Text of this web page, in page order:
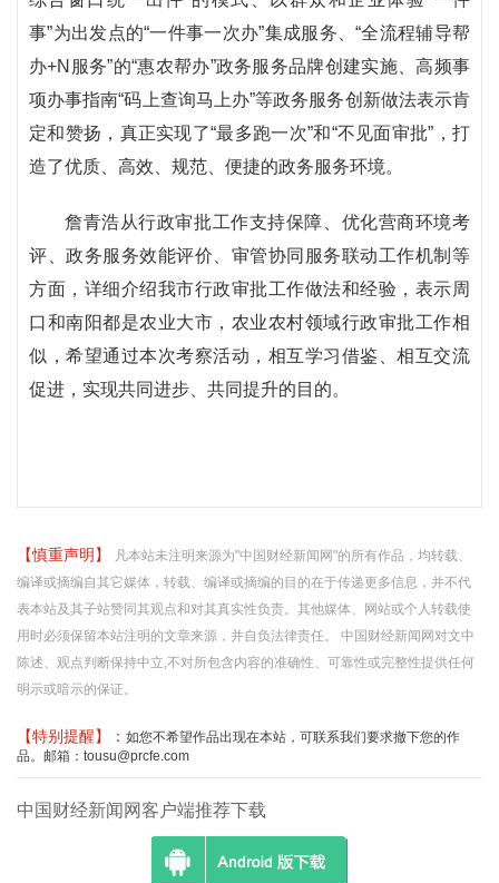
事”为出发点的“一件事一次办”集成服务、“全流程辅导帮
办+N服务”的“惠农帮办”政务服务品牌创建实施、高频事
项办事指南“码上查询马上办”等政务服务创新做法表示肯
定和赞扬，真正实现了“最多跑一次”和“不见面审批”，打
造了优质、高效、规范、便捷的政务服务环境。
詹青浩从行政审批工作支持保障、优化营商环境考
评、政务服务效能评价、审管协同服务联动工作机制等
方面，详细介绍我市行政审批工作做法和经验，表示周
口和南阳都是农业大市，农业农村领域行政审批工作相
似，希望通过本次考察活动，相互学习借鉴、相互交流
促进，实现共同进步、共同提升的目的。
【慎重声明】
凡本站未注明来源为"中国财经新闻网"的所有作品，均转载、
编译或摘编自其它媒体，转载、编译或摘编的目的在于传递更多信息，并不代
表本站及其子站赞同其观点和对其真实性负责。其他媒体、网站或个人转载使
用时必须保留本站注明的文章来源，并自负法律责任。 中国财经新闻网对文中
陈述、观点判断保持中立,不对所包含内容的准确性、可靠性或完整性提供任何
明示或暗示的保证。
【特别提醒】： 如您不希望作品出现在本站，可联系我们要求撤下您的作
品。邮箱：tousu@prcfe.com
中国财经新闻网客户端推荐下载